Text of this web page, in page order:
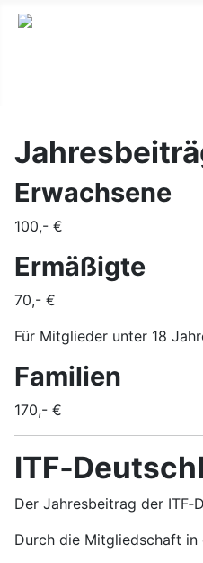
Erwachsene
100,- €
Ermäßigte
70,- €
Für Mitglieder unter 18
Familien
170,- €
Der Jahresbeitrag der
Durch die Mitgliedschaft in